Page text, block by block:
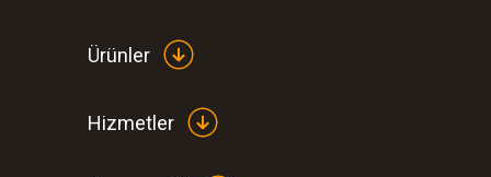
Ürünler
Hizmetler